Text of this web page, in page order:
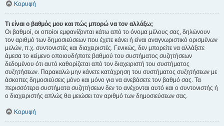
Κορυφή
Τι είναι ο βαθμός μου και πώς μπορώ να τον αλλάξω;
Οι βαθμοί, οι οποίοι εμφανίζονται κάτω από το όνομα μέλους σας, δηλώνουν
τον αριθμό των δημοσιεύσεων που έχετε κάνει ή είναι αναγνωριστικό ορισμένων
μελών, π.χ. συντονιστές και διαχειριστές. Γενικώς, δεν μπορείτε να αλλάξετε
άμεσα το κείμενο οποιουδήποτε βαθμού του συστήματος συζητήσεων
δεδομένου ότι αυτό καθορίζεται από τον διαχειριστή του συστήματος
συζητήσεων. Παρακαλώ μην κάνετε κατάχρηση του συστήματος συζητήσεων με
άσκοπες δημοσιεύσεις μόνο και μόνο για να ανεβάσετε τον βαθμό σας. Τα
περισσότερα συστήματα συζητήσεων δεν το ανέχονται αυτό και ο συντονιστής ή
ο διαχειριστής απλώς θα μειώσει τον αριθμό των δημοσιεύσεων σας.
Κορυφή